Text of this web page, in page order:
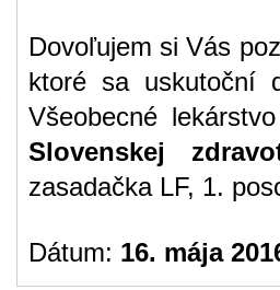
Dovoľujem si Vás
ktoré sa uskutoční
Všeobecné
Slovenskej
zasadačka LF, 1.
Dátum: 16. mája